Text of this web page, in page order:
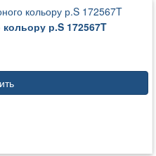
р.S 172567T